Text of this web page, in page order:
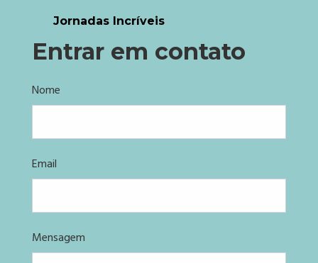
Jornadas Incríveis
Entrar em contato
Nome
Email
Mensagem